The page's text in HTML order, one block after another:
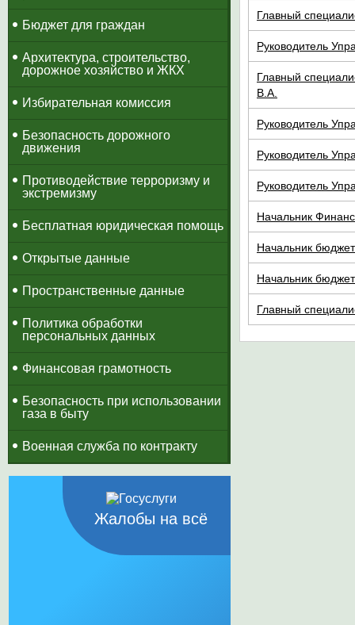
Бюджет для граждан
Архитектура, строительство,
дорожное хозяйство и ЖКХ
Избирательная комиссия
Безопасность дорожного
движения
Противодействие терроризму и
экстремизму
Бесплатная юридическая помощь
Открытые данные
Пространственные данные
Политика обработки
персональных данных
Финансовая грамотность
Безопасность при использовании
газа в быту
Военная служба по контракту
Жалобы на всё
Главный
Руководитель
Главный
В.А.
Руководитель
Руководитель
Руководитель
Начальник
Начальник
Начальник
Главный